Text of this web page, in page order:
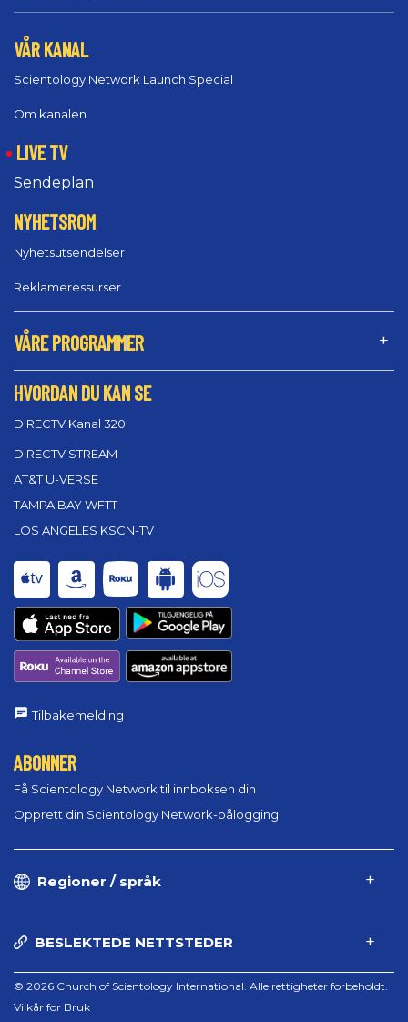
VÅR KANAL
Scientology Network Launch Special
Om kanalen
LIVE TV
Sendeplan
NYHETSROM
Nyhetsutsendelser
Reklameressurser
VÅRE PROGRAMMER
HVORDAN DU KAN SE
DIRECTV Kanal 320
DIRECTV STREAM
AT&T U-VERSE
TAMPA BAY WFTT
LOS ANGELES KSCN-TV
Tilbakemelding
ABONNER
Få Scientology Network til innboksen din
Opprett din Scientology Network-pålogging
Regioner / språk
BESLEKTEDE NETTSTEDER
© 2026 Church of Scientology International. Alle rettigheter forbeholdt.
Vilkår for Bruk